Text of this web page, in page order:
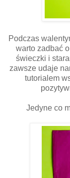
Podczas
warto zadbać
świeczki i
zawsze udaje
tutorialem
Jedyne co